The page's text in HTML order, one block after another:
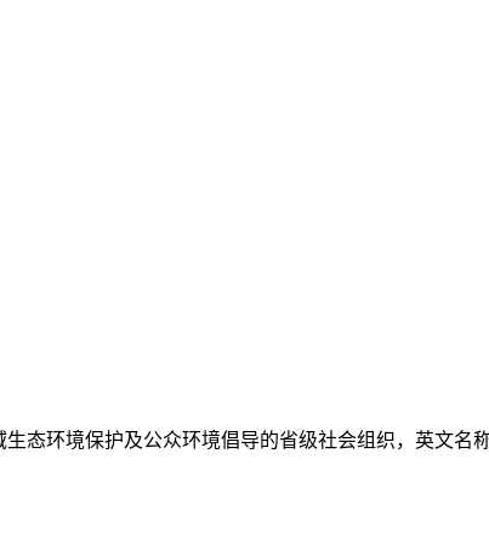
环境保护及公众环境倡导的省级社会组织，英文名称